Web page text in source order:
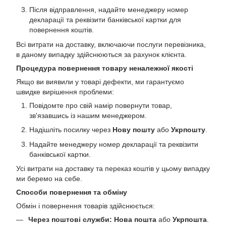
Після відправлення, надайте менеджеру номер
декларації та реквізити банківської картки для
повернення коштів.
Всі витрати на доставку, включаючи послуги перевізника,
в даному випадку здійснюються за рахунок клієнта.
Процедура повернення товару неналежної якості
Якщо ви виявили у товарі дефекти, ми гарантуємо
швидке вирішення проблеми:
Повідомте про свій намір повернути товар,
зв'язавшись із нашим менеджером.
Надішліть посилку через Нову пошту або Укрпошту
Надайте менеджеру номер декларації та реквізити
банківської картки.
Усі витрати на доставку та переказ коштів у цьому випадку
ми беремо на себе.
Способи повернення та обміну
Обмін і повернення товарів здійснюється:
Через поштові служби: Нова пошта або Укрпошта